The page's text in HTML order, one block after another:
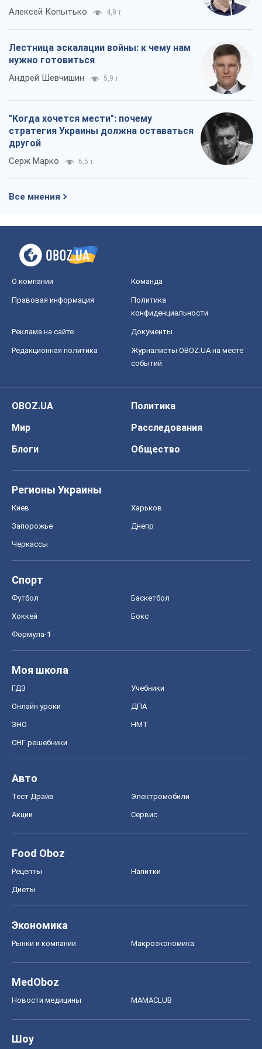
Алексей Копытько 4,9 т.
Лестница эскалации войны: к чему нам
нужно готовиться
Андрей Шевчишин 5,9 т.
"Когда хочется мести": почему
стратегия Украины должна оставаться
другой
Серж Марко 6,5 т.
Все мнения
О компании Команда
Правовая информация
Политика
конфиденциальности
Реклама на сайте Документы
Редакционная политика
Журналисты OBOZ.UA на месте
событий
OBOZ.UA
Политика
Мир
Расследования
Блоги
Общество
Регионы Украины
Киев Харьков
Запорожье Днепр
Черкассы
Спорт
Футбол Баскетбол
Хоккей Бокс
Формула-1
Моя школа
ГДЗ Учебники
Онлайн уроки ДПА
ЗНО НМТ
СНГ решебники
Авто
Тест Драйв Электромобили
Акции Сервис
Food Oboz
Рецепты Напитки
Диеты
Экономика
Рынки и компании Mакроэкономика
MedOboz
Новости медицины MAMACLUB
Шоу